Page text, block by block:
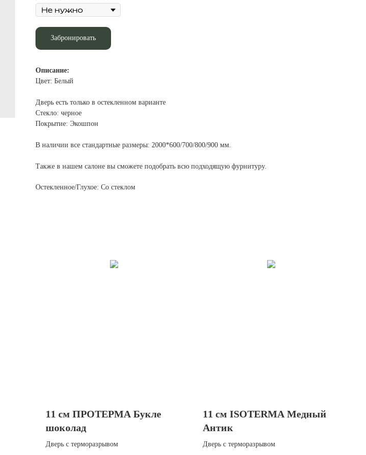
Забронировать
Описание:
Цвет: Белый
Дверь есть только в остекленном варианте
Стекло: черное
Покрытие: Экошпон
В наличии все стандартные размеры: 2000*600/700/800/900 мм.
Также в нашем салоне вы сможете подобрать всю подходящую фурнитуру.
Остекленное/Глухое: Со стеклом
11 см ПРОТЕРМА Букле
шоколад
Дверь с терморазрывом
11 см ISOTERMA Медный
Антик
Дверь с терморазрывом